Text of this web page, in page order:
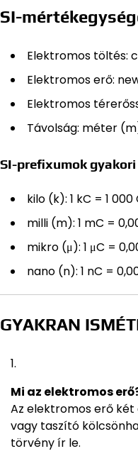
SI-
Elektromos töltés:
Elektromos erő:
Elektromos
Távolság: méter
SI-prefixumok
kilo (k): 1 kC = 1 000
milli (m): 1 mC =
mikro (μ): 1 μC =
nano (n): 1 nC =
GYAKRAN
Mi az elektromos
Az elektromos erő
vagy taszító
törvény ír le.